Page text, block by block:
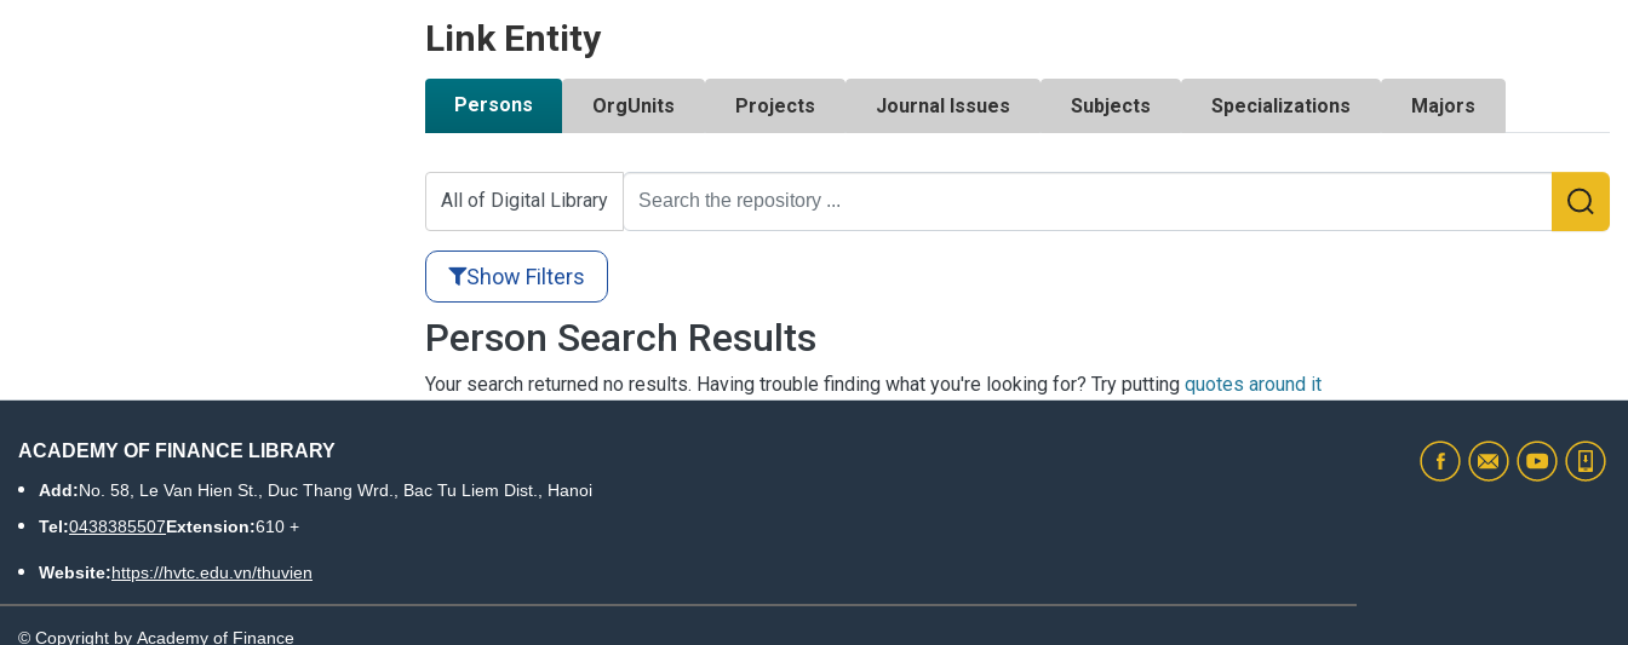
Link Entity
Persons OrgUnits Projects Journal Issues Subjects Specializations Majors
All of Digital Library
Show Filters
Person Search Results
Your search returned no results. Having trouble finding what you're looking for? Try putting quotes around it
ACADEMY OF FINANCE LIBRARY
Add:No. 58, Le Van Hien St., Duc Thang Wrd., Bac Tu Liem Dist., Hanoi
Tel:0438385507Extension:610 +
Website:https://hvtc.edu.vn/thuvien
© Copyright by Academy of Finance